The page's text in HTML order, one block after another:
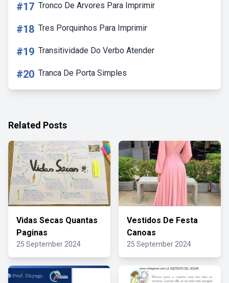
#17 Tronco De Arvores Para Imprimir
#18 Tres Porquinhos Para Imprimir
#19 Transitividade Do Verbo Atender
#20 Tranca De Porta Simples
Related Posts
Vidas Secas Quantas
Paginas
25 September 2024
Vestidos De Festa
Canoas
25 September 2024